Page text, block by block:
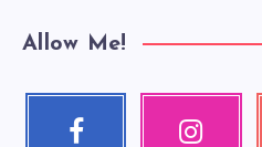
Allow Me!
Facebook Instagram